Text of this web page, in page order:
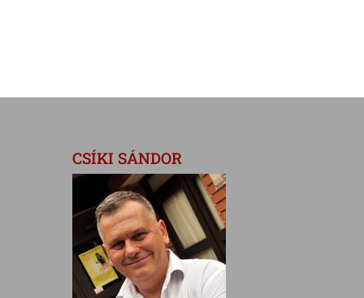
CSÍKI SÁNDOR